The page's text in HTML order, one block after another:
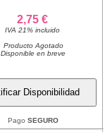
2,75 €
IVA 21% incluido
Producto Agotado
Disponible en breve
Disponibilidad
Pago SEGURO